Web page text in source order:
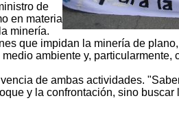
de
en materia
minería.
que impidan la minería de
ambiente y, particularmente,
de ambas actividades.
y la confrontación, sino buscar